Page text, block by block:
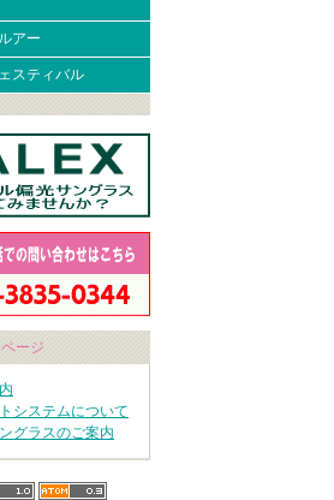
アー
スティバル
ージ
システムについて
グラスのご案内